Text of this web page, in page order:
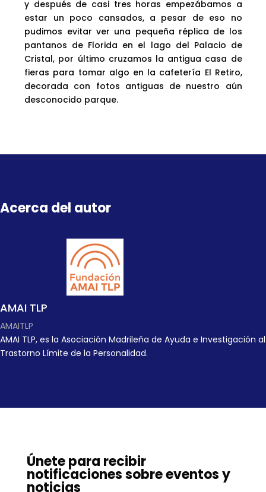
y después de casi tres horas empezábamos a
estar un poco cansados, a pesar de eso no
pudimos evitar ver una pequeña réplica de los
pantanos de Florida en el lago del Palacio de
Cristal, por último cruzamos la antigua casa de
fieras para tomar algo en la cafetería El Retiro,
decorada con fotos antiguas de nuestro aún
desconocido parque.
Acerca del autor
AMAI TLP
AMAITLP
AMAI TLP, es la Asociación Madrileña de Ayuda e Investigación al
Trastorno Límite de la Personalidad.
Únete para recibir
notificaciones sobre eventos y
noticias